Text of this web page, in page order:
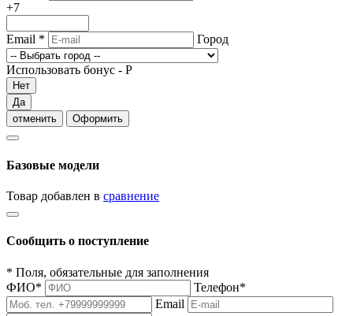
+7
Email * Город
Использовать бонус - Р
Нет
Да
отменить
Оформить
Базовые модели
Товар добавлен в сравнение
Сообщить о поступление
* Поля, обязательные для заполнения
ФИО* Телефон*
Email